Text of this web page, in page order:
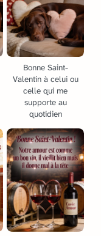
Bonne Saint-
Valentin à celui ou
celle qui me
supporte au
quotidien